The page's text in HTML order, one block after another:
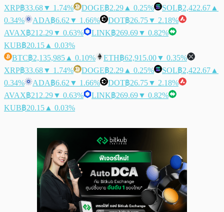
XRP฿33.68▼ 1.74% DOGE฿2.29 ▲ 0.25% SOL฿2,422.67 ▲
0.34%
ADA฿6.62 ▼ 1.66% DOT฿26.75▼ 2.18%
AVAX฿212.29▼ 0.63% LINK฿269.69▼ 0.82%
KUB฿20.15 ▲ 0.03%
BTC฿2,135,985 ▲ 0.10% ETH฿62,915.00▼ 0.35%
XRP฿33.68▼ 1.74% DOGE฿2.29 ▲ 0.25% SOL฿2,422.67 ▲
0.34%
ADA฿6.62 ▼ 1.66% DOT฿26.75▼ 2.18%
AVAX฿212.29▼ 0.63% LINK฿269.69▼ 0.82%
KUB฿20.15 ▲ 0.03%